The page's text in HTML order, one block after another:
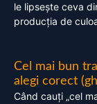
le lipsește ceva
producția de
Cel mai bun
alegi corect
Când cauți „cel